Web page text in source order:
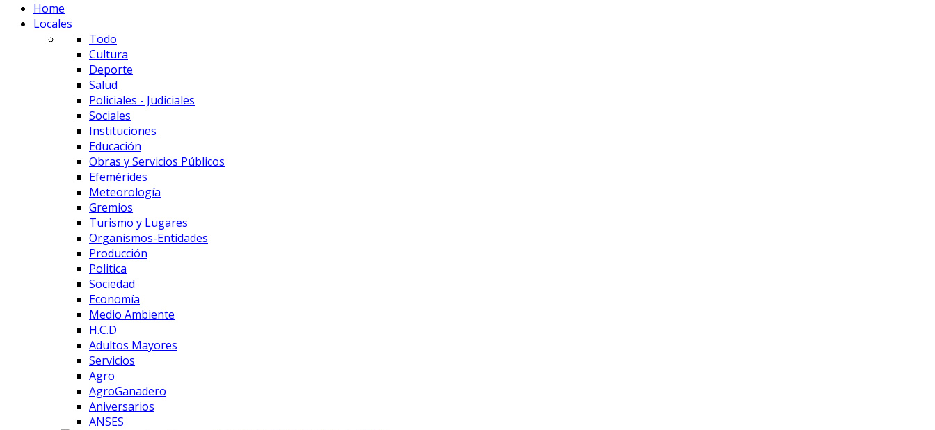
Home
Locales
Todo
Cultura
Deporte
Salud
Policiales - Judiciales
Sociales
Instituciones
Educación
Obras y Servicios Públicos
Efemérides
Meteorología
Gremios
Turismo y Lugares
Organismos-Entidades
Producción
Politica
Sociedad
Economía
Medio Ambiente
H.C.D
Adultos Mayores
Servicios
Agro
AgroGanadero
Aniversarios
ANSES